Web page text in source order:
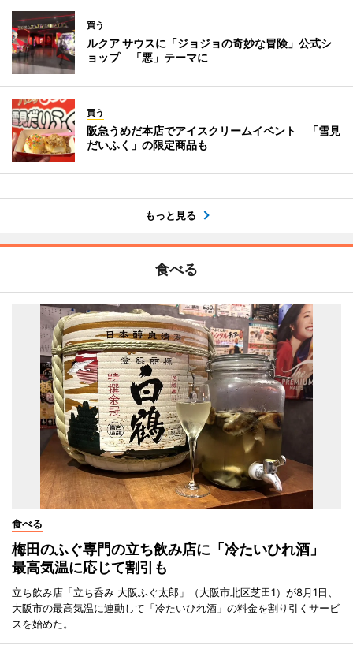
買う
ルクア サウスに「ジョジョの奇妙な冒険」公式シ
ョップ 「悪」テーマに
買う
阪急うめだ本店でアイスクリームイベント 「雪見
だいふく」の限定商品も
もっと見る
食べる
食べる
梅田のふぐ専門の立ち飲み店に「冷たいひれ酒」
最高気温に応じて割引も
立ち飲み店「立ち呑み 大阪ふぐ太郎」（大阪市北区芝田1）が8月1日、
大阪市の最高気温に連動して「冷たいひれ酒」の料金を割り引くサービ
スを始めた。